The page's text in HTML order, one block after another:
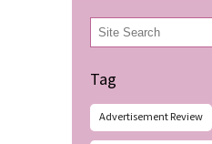
検
索
Tag
Advertisement Review